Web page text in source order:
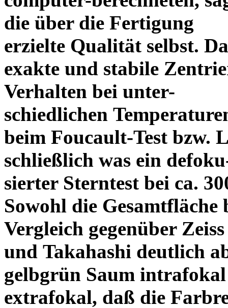
die über die Fertigung
erzielte Qualität selbst.
exakte und stabile
Verhalten bei unter-
schiedlichen
beim Foucault-Test bzw.
schließlich was ein
sierter Sterntest bei ca.
Sowohl die
Vergleich gegenüber Zeiss
und Takahashi deutlich
gelbgrün Saum
extrafokal, daß die